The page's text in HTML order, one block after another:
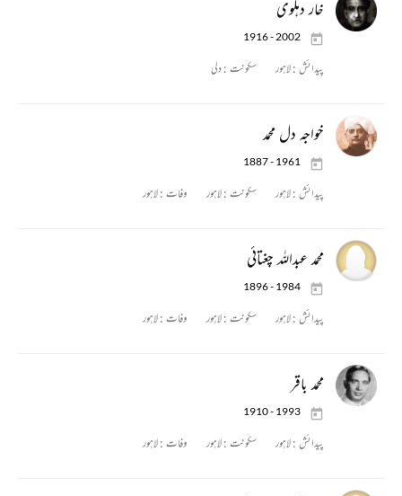
خار دہلوی
1916 - 2002
پیدائش :لاہور سکونت :دلی
خواجہ دل محمد
1887 - 1961
پیدائش :لاہور سکونت :لاہور وفات :لاہور
محمد عبداللہ چغتائی
1896 - 1984
پیدائش :لاہور سکونت :لاہور وفات :لاہور
محمد باقر
1910 - 1993
پیدائش :لاہور سکونت :لاہور وفات :لاہور